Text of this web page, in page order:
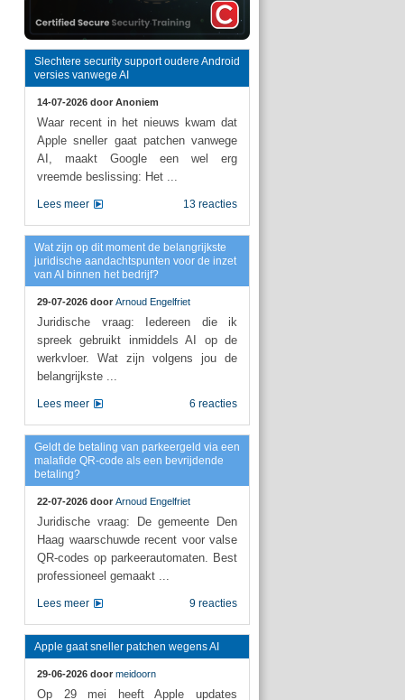
Slechtere security support oudere Android
versies vanwege AI
14-07-2026 door Anoniem
Waar recent in het nieuws kwam dat
Apple sneller gaat patchen vanwege
AI, maakt Google een wel erg
vreemde beslissing: Het ...
13 reacties
Lees meer
Wat zijn op dit moment de belangrijkste
juridische aandachtspunten voor de inzet
van AI binnen het bedrijf?
29-07-2026 door Arnoud Engelfriet
Juridische vraag: Iedereen die ik
spreek gebruikt inmiddels AI op de
werkvloer. Wat zijn volgens jou de
belangrijkste ...
6 reacties
Lees meer
Geldt de betaling van parkeergeld via een
malafide QR-code als een bevrijdende
betaling?
22-07-2026 door Arnoud Engelfriet
Juridische vraag: De gemeente Den
Haag waarschuwde recent voor valse
QR-codes op parkeerautomaten. Best
professioneel gemaakt ...
9 reacties
Lees meer
Apple gaat sneller patchen wegens AI
29-06-2026 door meidoorn
Op 29 mei heeft Apple updates